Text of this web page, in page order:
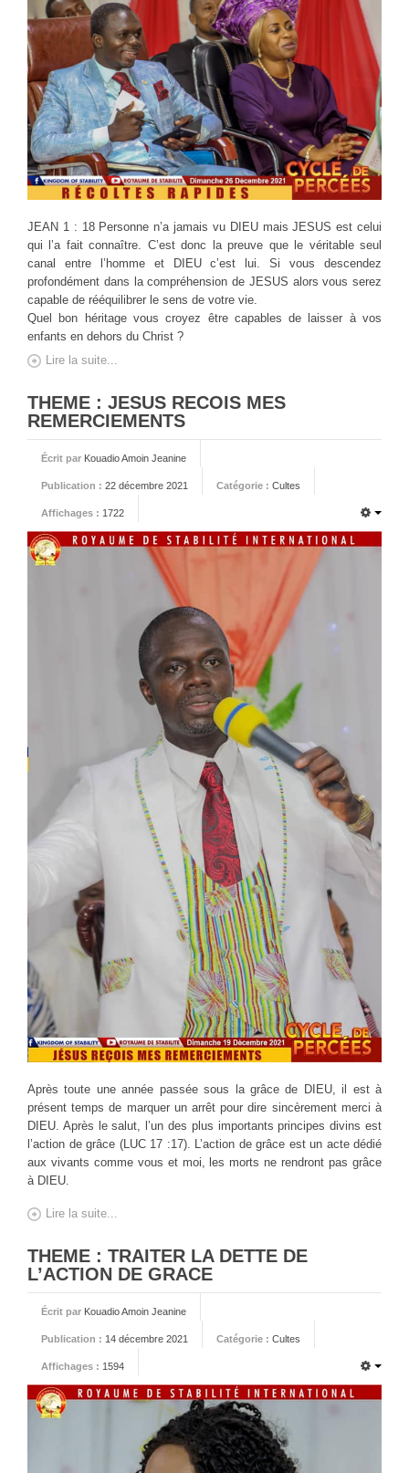
JEAN 1 : 18 Personne n’a jamais vu DIEU mais JESUS est celui
qui l’a fait connaître. C’est donc la preuve que le véritable seul
canal entre l’homme et DIEU c’est lui. Si vous descendez
profondément dans la compréhension de JESUS alors vous serez
capable de rééquilibrer le sens de votre vie.
Quel bon héritage vous croyez être capables de laisser à vos
enfants en dehors du Christ ?
Lire la suite...
THEME : JESUS RECOIS MES
REMERCIEMENTS
Écrit par Kouadio Amoin Jeanine
Publication : 22 décembre 2021 Catégorie : Cultes
Affichages : 1722
Après toute une année passée sous la grâce de DIEU, il est à
présent temps de marquer un arrêt pour dire sincèrement merci à
DIEU. Après le salut, l’un des plus importants principes divins est
l’action de grâce (LUC 17 :17). L’action de grâce est un acte dédié
aux vivants comme vous et moi, les morts ne rendront pas grâce
à DIEU.
Lire la suite...
THEME : TRAITER LA DETTE DE
L’ACTION DE GRACE
Écrit par Kouadio Amoin Jeanine
Publication : 14 décembre 2021 Catégorie : Cultes
Affichages : 1594